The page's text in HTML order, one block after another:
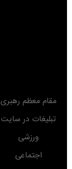
مقام معظم رهبری
تبلیغات در سایت
ورزشی
اجتماعی